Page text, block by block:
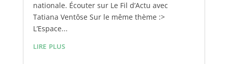
nationale. Écouter sur Le Fil d’Actu avec
Tatiana Ventôse Sur le même thème :>
L’Espace...
lire plus